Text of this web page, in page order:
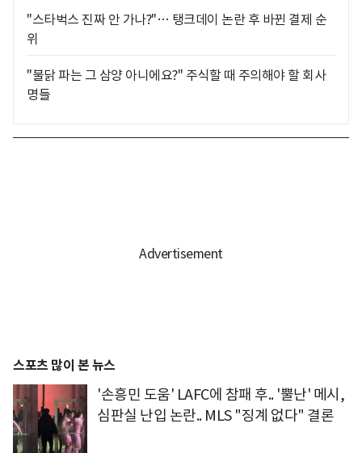
"스타벅스 진짜 안 가나?"… 탱크데이 논란 후 바뀐 결제 순
위
"불닭 파는 그 삼양 아니에요?" 주식할 때 주의해야 할 회사
명들
스포츠 많이 본 뉴스
'손흥민 도움' LAFC에 참패 후.. '뿔난' 메시,
심판실 난입 논란.. MLS "징계 없다" 결론